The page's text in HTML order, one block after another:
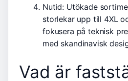
Nutid: Utökade
storlekar upp till 4XL
fokusera på teknisk
med skandinavisk
Vad är